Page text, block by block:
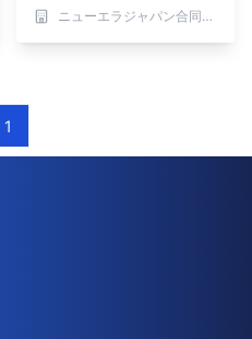
ニューエラジャパン合同会社
1